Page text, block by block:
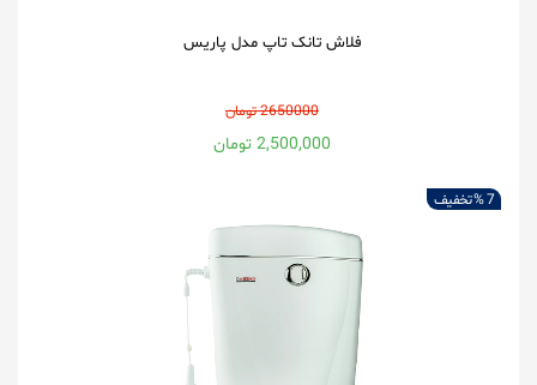
فلاش تانک تاپ مدل پاریس
2650000 تومان
2,500,000 تومان
7 % تخفیف